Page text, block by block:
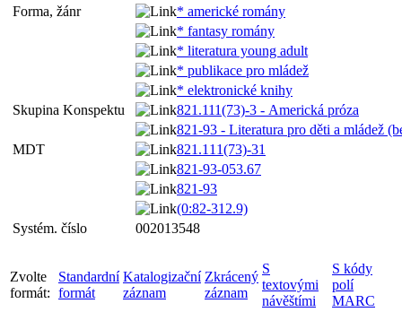
Forma, žánr
* americké romány
* fantasy romány
* literatura young adult
* publikace pro mládež
* elektronické knihy
Skupina Konspektu
821.111(73)-3 - Americká próza
821-93 - Literatura pro děti a mládež
MDT
821.111(73)-31
821-93-053.67
821-93
(0:82-312.9)
Systém. číslo
002013548
Zvolte
formát:
Standardní
formát
Katalogizační
záznam
Zkrácený
záznam
S
textovými
návěštími
S kódy
polí
MARC